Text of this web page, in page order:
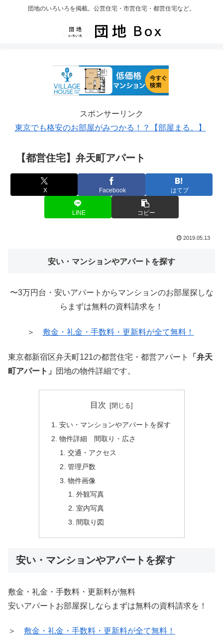
団地のいろいろを掲載。公営住宅・市営住宅・都営住宅など。
スポンサーリンク
東京でも格安のお部屋がみつかる！？【部屋まる。】
【都営住宅】弁天町アパート
X Facebook はてブ
LINE コピー
2019.05.13
安い・マンションやアパートを探す
〜3万円台・安いアパートからマンションのお部屋探しな
らまずは無料の資料請求を！
＞ 敷金・礼金・手数料・更新料が全て無料！
東京都新宿区弁天町121の都営住宅・都営アパート
「弁天
町アパート」
団地の物件詳細です。
目次
安い・マンションやアパートを探す
物件詳細 間取り・広さ
交通・アクセス
管理戸数
物件画像
外観写真
室内写真
間取り図
安い・マンションやアパートを探す
敷金・礼金・手数料・更新料が無料
安いアパートお部屋探しならまずは無料の資料請求を！
＞ 敷金・礼金・手数料・更新料が全て無料！